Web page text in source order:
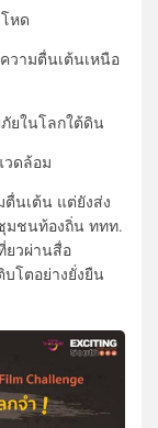
หด
วามตื่นเต้นเหนือ
ยในโลกใต้ดิน
วดล้อม
ตื่นเต้น แต่ยังส่ง
มชนท้องถิ่น ททท.
ยวผ่านสื่อ
บโตอย่างยั่งยืน